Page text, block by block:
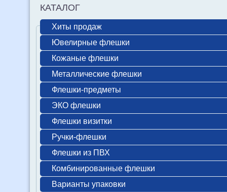
КАТАЛОГ
Хиты продаж
Ювелирные флешки
Кожаные флешки
Металлические флешки
Флешки-предметы
ЭКО флешки
Флешки визитки
Ручки-флешки
Флешки из ПВХ
Комбинированные флешки
Варианты упаковки